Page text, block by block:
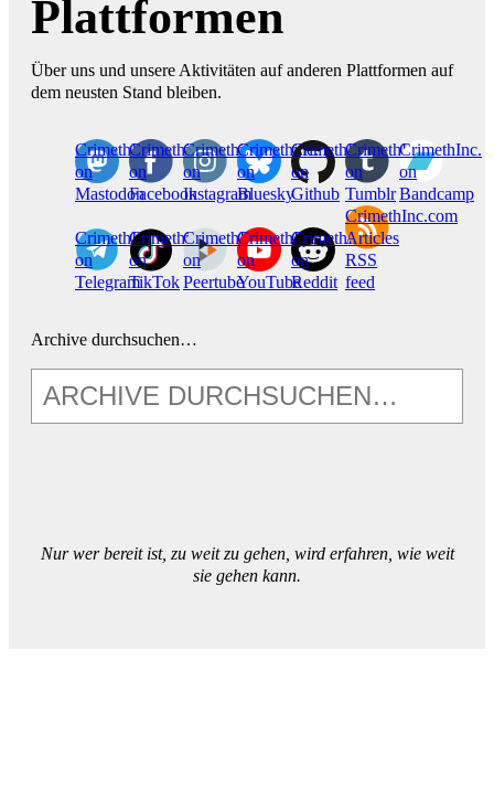
Plattformen
Über uns und unsere Aktivitäten auf anderen Plattformen auf
dem neusten Stand bleiben.
CrimethInc.
on
Mastodon
Crimethinc.
on
Facebook
Crimethinc.
on
Instagram
Crimethinc.
on
Bluesky
CrimethInc.
on
Github
CrimethInc.
on
Tumblr
CrimethInc.
on
Bandcamp
CrimethInc.
on
Telegram
Crimethinc.
on
TikTok
CrimethInc.
on
Peertube
CrimethInc.
on
YouTube
CrimethInc.
on
Reddit
CrimethInc.com
Articles
RSS
feed
Archive durchsuchen…
Nur wer bereit ist, zu weit zu gehen, wird erfahren, wie weit
sie gehen kann.